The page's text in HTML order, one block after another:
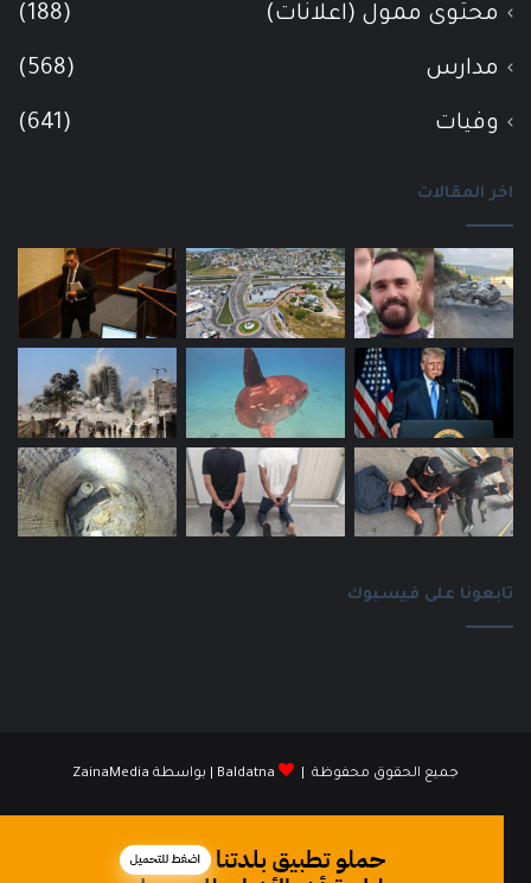
محتوى ممول (اعلانات) (188)
مدارس (568)
وفيات (641)
اخر المقالات
تابعونا على فيسبوك
جميع الحقوق محفوظة | Baldatna | بواسطة ZainaMedia